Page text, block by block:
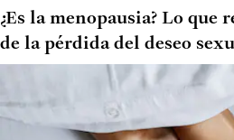
¿Es la menopausia? Lo que
de la pérdida del deseo